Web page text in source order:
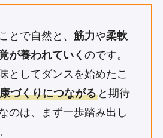
とで自然と、 筋力や柔軟
が養われていく のです。
としてダンスを始めたこ
づくりにつながると期待
のは、まず一歩踏み出し